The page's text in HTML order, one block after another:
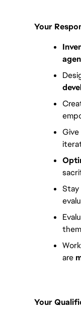
Your
Give
are
Your